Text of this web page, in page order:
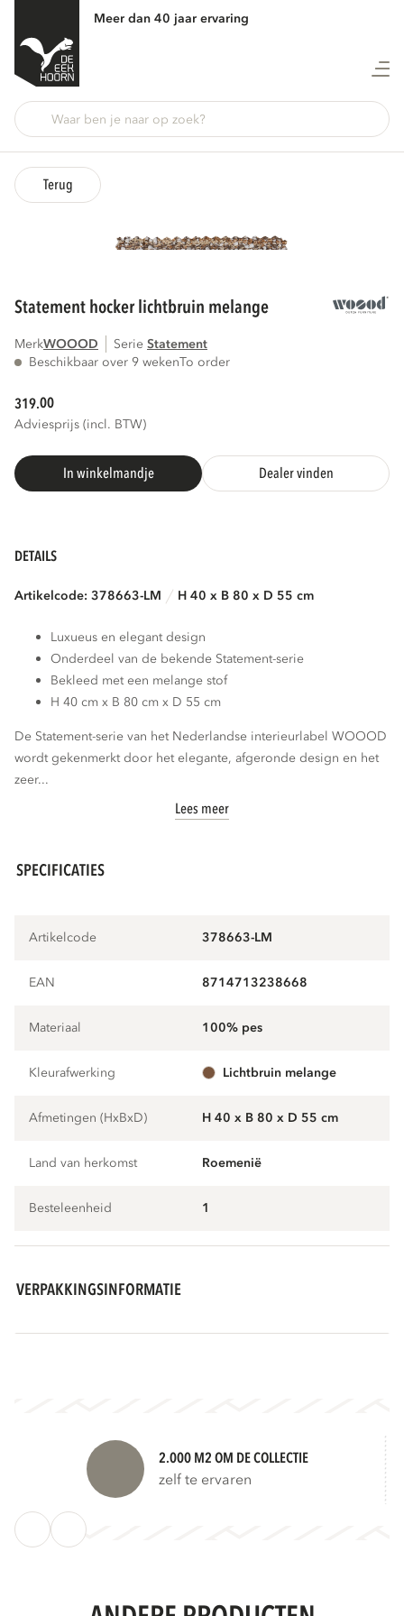
Meer dan 40 jaar ervaring
Terug
statement hocker lichtbruin melange
MerkWOOOD Serie
statement
Beschikbaar over 9 wekenTo order
319.00
Adviesprijs (incl. BTW)
In winkelmandje Dealer vinden
DETAILS
Artikelcode: 378663-LM H 40 x B 80 x D 55 cm
Luxueus en elegant design
Onderdeel van de bekende Statement-serie
Bekleed met een melange stof
H 40 cm x B 80 cm x D 55 cm
De Statement-serie van het Nederlandse interieurlabel WOOOD
wordt gekenmerkt door het elegante, afgeronde design en het
zeer...
Lees meer
SPECIFICATIES
Artikelcode 378663-LM
EAN 8714713238668
Materiaal 100% pes
Kleurafwerking lichtbruin melange
Afmetingen (HxBxD) H 40 x B 80 x D 55 cm
Land van herkomst Roemenië
Besteleenheid 1
VERPAKKINGSINFORMATIE
2.000 M2 OM DE COLLECTIE
zelf te ervaren